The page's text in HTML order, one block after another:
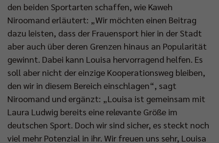
den beiden Sportarten schaffen, wie Kaweh
Niroomand erläutert: „Wir möchten einen Beitrag
dazu leisten, dass der Frauensport hier in der Stadt
aber auch über deren Grenzen hinaus an Popularität
gewinnt. Dabei kann Louisa hervorragend helfen. Es
soll aber nicht der einzige Kooperationsweg bleiben,
den wir in diesem Bereich einschlagen“, sagt
Niroomand und ergänzt: „Louisa ist gemeinsam mit
Laura Ludwig bereits eine relevante Größe im
deutschen Sport. Doch wir sind sicher, es steckt noch
viel mehr Potenzial in ihr. Wir freuen uns sehr, Louisa